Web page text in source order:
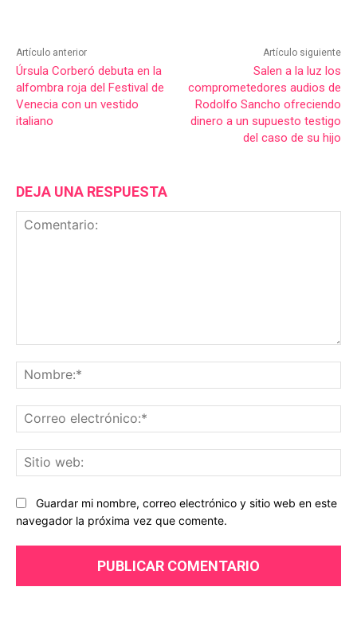
Artículo anterior
Úrsula Corberó debuta en la
alfombra roja del Festival de
Venecia con un vestido
italiano
Artículo siguiente
Salen a la luz los
comprometedores audios de
Rodolfo Sancho ofreciendo
dinero a un supuesto testigo
del caso de su hijo
DEJA UNA RESPUESTA
Guardar mi nombre, correo electrónico y sitio web en este
navegador la próxima vez que comente.